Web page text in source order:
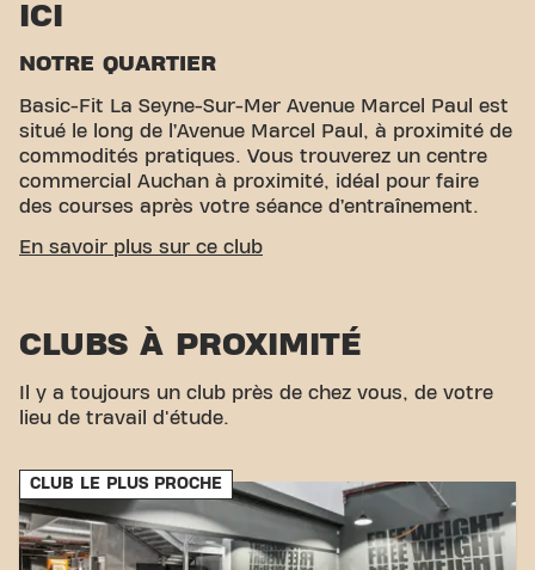
ICI
NOTRE QUARTIER
Basic-Fit La Seyne-Sur-Mer Avenue Marcel Paul est
situé le long de l’Avenue Marcel Paul, à proximité de
commodités pratiques. Vous trouverez un centre
commercial Auchan à proximité, idéal pour faire
des courses après votre séance d’entraînement.
ACCESSIBILITÉ FACILE
nos options de stationnement pratiques, atteindre
Mer n’a jamais été aussi simple. Rejoignez-nous dès
aujourd’hui !
En savoir plus sur ce club
CLUBS À PROXIMITÉ
Il y a toujours un club près de chez vous, de votre
lieu de travail d'étude.
CLUB LE PLUS PROCHE